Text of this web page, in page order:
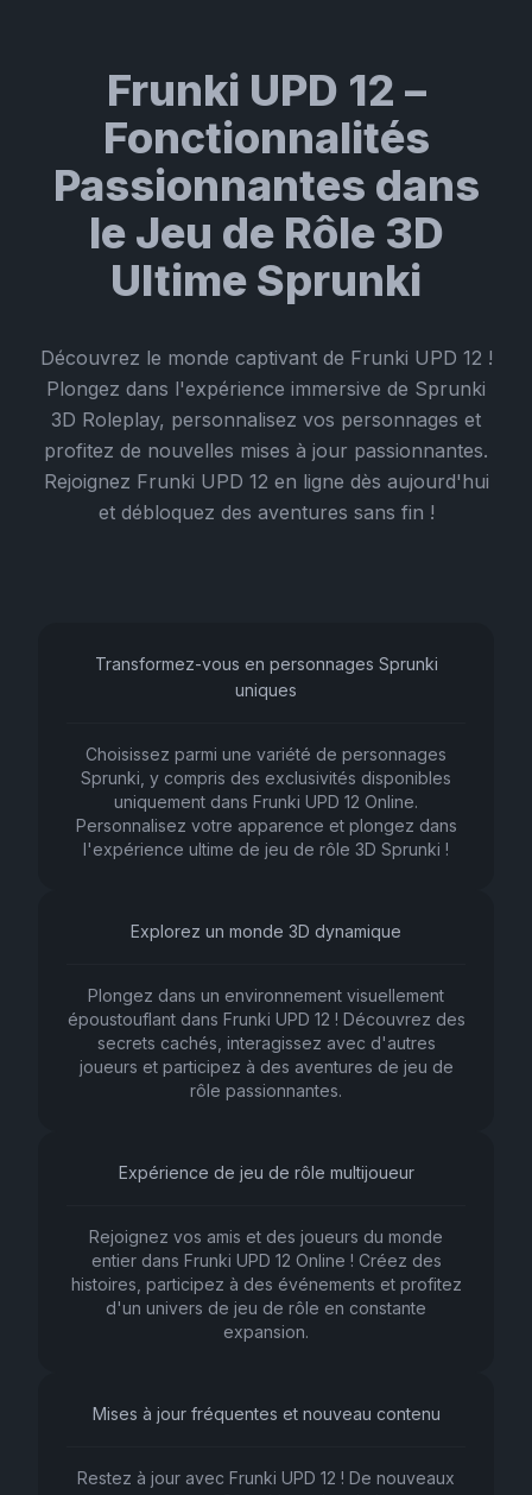
Frunki UPD 12 –
Fonctionnalités
Passionnantes dans
le Jeu de Rôle 3D
Ultime Sprunki
Découvrez le monde captivant de Frunki UPD 12 !
Plongez dans l'expérience immersive de Sprunki
3D Roleplay, personnalisez vos personnages et
profitez de nouvelles mises à jour passionnantes.
Rejoignez Frunki UPD 12 en ligne dès aujourd'hui
et débloquez des aventures sans fin !
Transformez-vous en personnages Sprunki
uniques
Choisissez parmi une variété de personnages
Sprunki, y compris des exclusivités disponibles
uniquement dans Frunki UPD 12 Online.
Personnalisez votre apparence et plongez dans
l'expérience ultime de jeu de rôle 3D Sprunki !
Explorez un monde 3D dynamique
Plongez dans un environnement visuellement
époustouflant dans Frunki UPD 12 ! Découvrez des
secrets cachés, interagissez avec d'autres
joueurs et participez à des aventures de jeu de
rôle passionnantes.
Expérience de jeu de rôle multijoueur
Rejoignez vos amis et des joueurs du monde
entier dans Frunki UPD 12 Online ! Créez des
histoires, participez à des événements et profitez
d'un univers de jeu de rôle en constante
expansion.
Mises à jour fréquentes et nouveau contenu
Restez à jour avec Frunki UPD 12 ! De nouveaux